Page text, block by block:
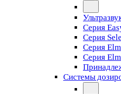
Серия
Серия
Серия
Серия
Системы